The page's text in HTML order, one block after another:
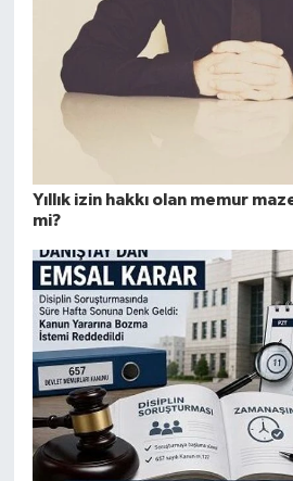
Yıllık izin hakkı olan memur
mi?